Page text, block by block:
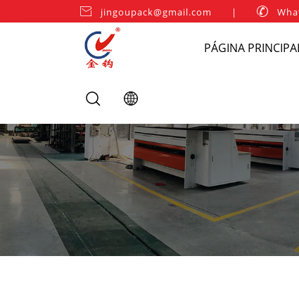
 jingoupack@gmail.com | 
PÁGINA